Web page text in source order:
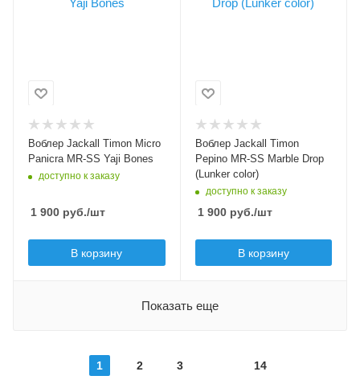
кренк
20
Вес приманки, гр
slow sinking (SS)
Воблер Jackall Timon Micro
Panicra MR-SS Yaji Bones
доступно к заказу
1 900 руб./шт
В корзину
color)
Pepino MR-SS
минноу
Длина приманки, мм
56
Вес приманки, гр
2.6
Плавучесть
slow sinking (SS)
Воблер Jackall Timon
Pepino MR-SS Marble Drop
(Lunker color)
доступно к заказу
1 900руб./шт
В корзину
Показать еще
1 2 3 14